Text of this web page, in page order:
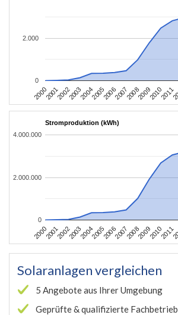
200020012002200320042005200620072008200920102011
0
2.000
Stromproduktion (kWh)
200020012002200320042005200620072008200920102011
0
2.000.000
4.000.000
Solaranlagen vergleichen
5 Angebote aus Ihrer Umgebung
Geprüfte & qualifizierte